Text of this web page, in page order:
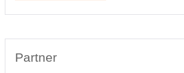
Partner